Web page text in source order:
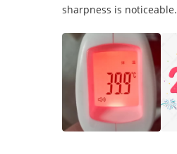
sharpness is noticeable.